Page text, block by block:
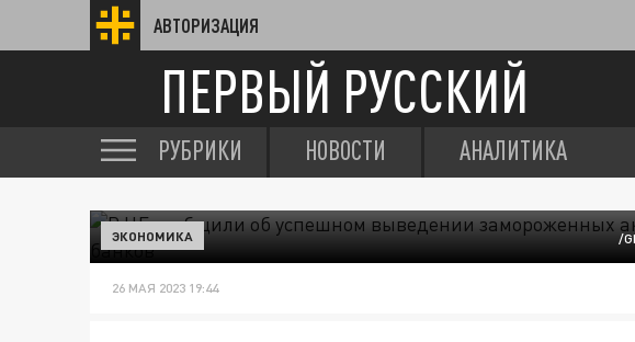
АВТОРИЗАЦИЯ
ПЕРВЫЙ РУССКИЙ
РУБРИКИ НОВОСТИ АНАЛИТИКА
/
ЭКОНОМИКА
26 МАЯ 2023 19:44